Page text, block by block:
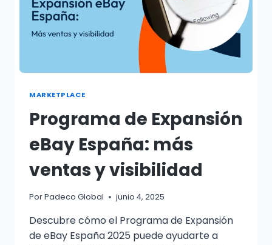
MARKETPLACE
Programa de Expansión
eBay España: más
ventas y visibilidad
PorPadeco Global junio 4, 2025
Descubre cómo el Programa de Expansión
de eBay España 2025 puede ayudarte a